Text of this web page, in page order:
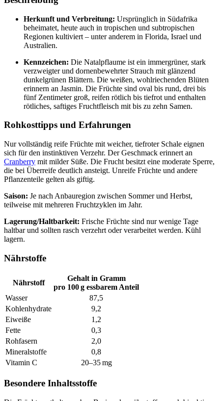
Herkunft und Verbreitung: Ursprünglich in Südafrika
beheimatet, heute auch in tropischen und subtropischen
Regionen kultiviert – unter anderem in Florida, Israel und
Australien.
Kennzeichen: Die Natalpflaume ist ein immergrüner, stark
verzweigter und dornenbewehrter Strauch mit glänzend
dunkelgrünen Blättern. Die weißen, wohlriechenden Blüten
erinnern an Jasmin. Die Früchte sind oval bis rund, drei bis
fünf Zentimeter groß, reifen rötlich bis tiefrot und enthalten
rötliches, saftiges Fruchtfleisch mit bis zu zehn Samen.
Rohkosttipps und Erfahrungen
Nur vollständig reife Früchte mit weicher, tiefroter Schale eignen
sich für den instinktiven Verzehr. Der Geschmack erinnert an
Cranberry mit milder Süße. Die Frucht besitzt eine moderate Sperre,
die bei Überreife deutlich ansteigt. Unreife Früchte und andere
Pflanzenteile gelten als giftig.
Saison: Je nach Anbauregion zwischen Sommer und Herbst,
teilweise mit mehreren Fruchtzyklen im Jahr.
Lagerung/Haltbarkeit: Frische Früchte sind nur wenige Tage
haltbar und sollten rasch verzehrt oder verarbeitet werden. Kühl
lagern.
Nährstoffe
Nährstoff
Gehalt in Gramm
pro 100 g essbarem Anteil
Wasser
87,5
Kohlenhydrate
9,2
Eiweiße
1,2
Fette
0,3
Rohfasern
2,0
Mineralstoffe
0,8
Vitamin C
20–35 mg
Besondere Inhaltsstoffe